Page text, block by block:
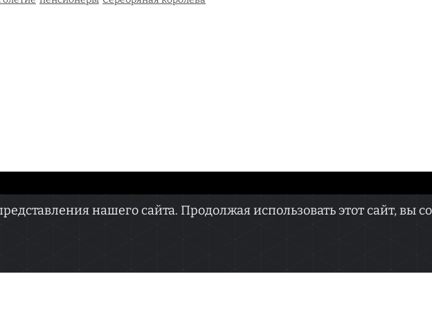
нашего сайта. Продолжая использовать этот сайт, вы